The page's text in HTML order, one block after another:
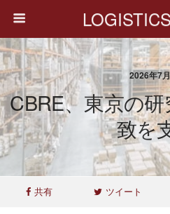
2026年7
CBRE、東京の
致を
共有 ツイート